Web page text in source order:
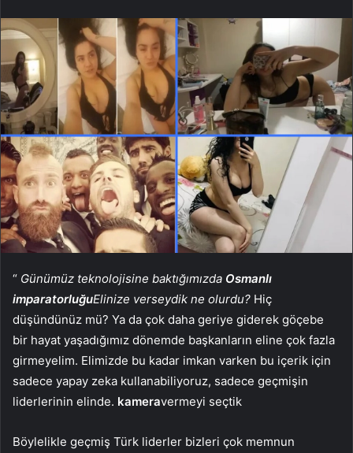
“ Günümüz teknolojisine baktığımızda Osmanlı
imparatorluğuElinize verseydik ne olurdu? Hiç
düşündünüz mü? Ya da çok daha geriye giderek göçebe
bir hayat yaşadığımız dönemde başkanların eline çok fazla
girmeyelim. Elimizde bu kadar imkan varken bu içerik için
sadece yapay zeka kullanabiliyoruz, sadece geçmişin
liderlerinin elinde. kameravermeyi seçtik
Böylelikle geçmiş Türk liderler bizleri çok memnun